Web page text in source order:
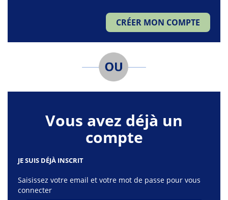
CRÉER MON COMPTE
Vous avez déjà un
compte
JE SUIS DÉJÀ INSCRIT
Saisissez votre email et votre mot de passe pour vous
connecter